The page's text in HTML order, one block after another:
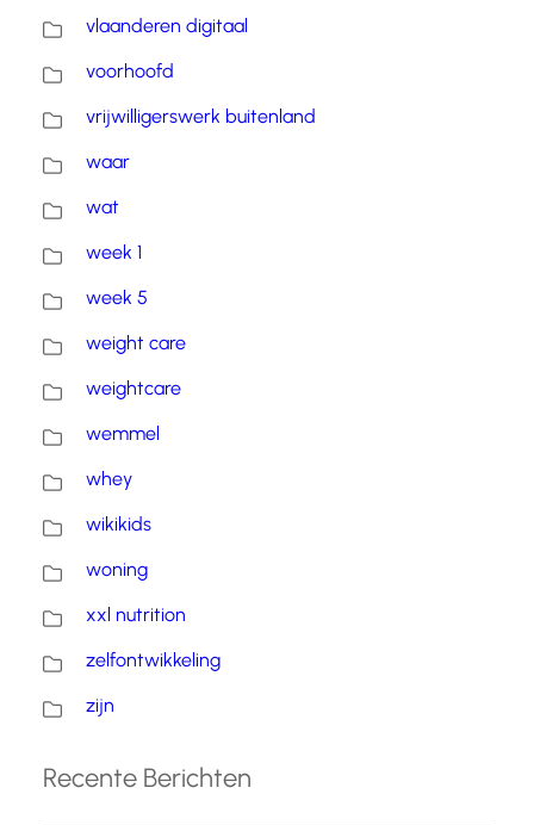
vlaanderen digitaal
voorhoofd
vrijwilligerswerk buitenland
waar
wat
week 1
week 5
weight care
weightcare
wemmel
whey
wikikids
woning
xxl nutrition
zelfontwikkeling
zijn
Recente Berichten